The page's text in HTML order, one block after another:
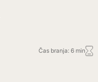
Čas branja: 6 min